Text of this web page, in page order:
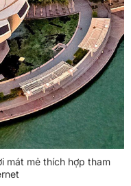
mát mẻ thích hợp tham